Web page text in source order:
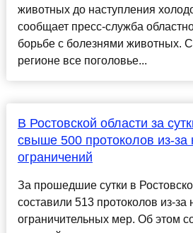
животных до наступления
сообщает пресс-служба
борьбе с болезнями животных. С
регионе все поголовье...
В Ростовской области за
свыше 500 протоколов из-за
ограничений
За прошедшие сутки в
составили 513 протоколов из-
ограничительных мер. Об этом